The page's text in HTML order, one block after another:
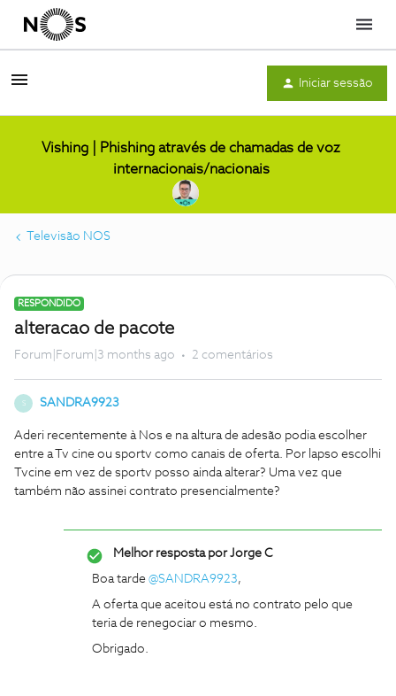
Menu
Iniciar sessão
Vishing | Phishing através de chamadas de voz
internacionais/nacionais
Televisão NOS
RESPONDIDO
alteracao de pacote
Forum|Forum|3 months ago 2 comentários
S SANDRA9923
Aderi recentemente à Nos e na altura de adesão podia escolher
entre a Tv cine ou sportv como canais de oferta. Por lapso escolhi
Tvcine em vez de sportv posso ainda alterar? Uma vez que
também não assinei contrato presencialmente?
Melhor resposta porJorge C
Boa tarde ​ @SANDRA9923,
A oferta que aceitou está no contrato pelo que
teria de renegociar o mesmo.
Obrigado.